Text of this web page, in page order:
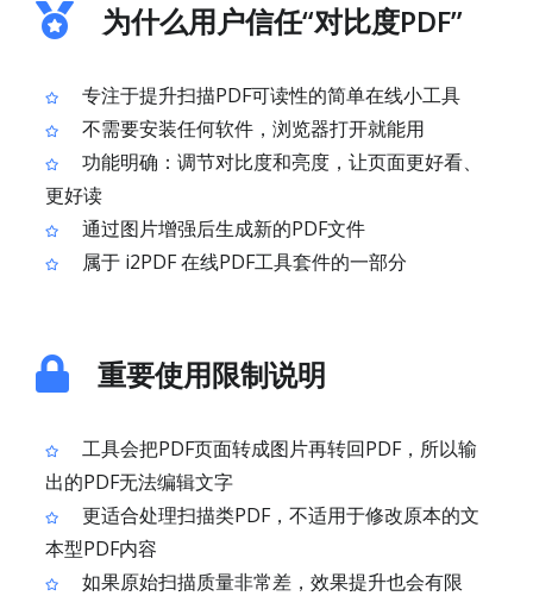
为什么用户信任“对比度PDF”
专注于提升扫描PDF可读性的简单在线小工具
不需要安装任何软件，浏览器打开就能用
功能明确：调节对比度和亮度，让页面更好看、
更好读
通过图片增强后生成新的PDF文件
属于 i2PDF 在线PDF工具套件的一部分
重要使用限制说明
工具会把PDF页面转成图片再转回PDF，所以输
出的PDF无法编辑文字
更适合处理扫描类PDF，不适用于修改原本的文
本型PDF内容
如果原始扫描质量非常差，效果提升也会有限